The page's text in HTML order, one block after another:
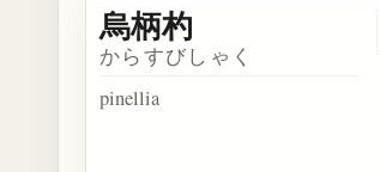
烏柄杓
からすびしゃく
pinellia